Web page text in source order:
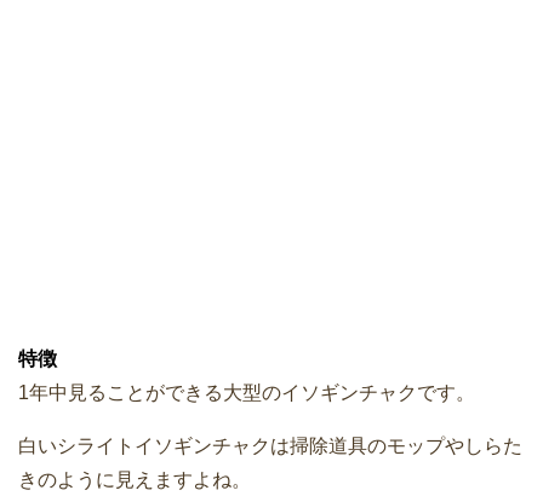
特徴
1年中見ることができる大型のイソギンチャクです。
白いシライトイソギンチャクは掃除道具のモップやしらた
きのように見えますよね。